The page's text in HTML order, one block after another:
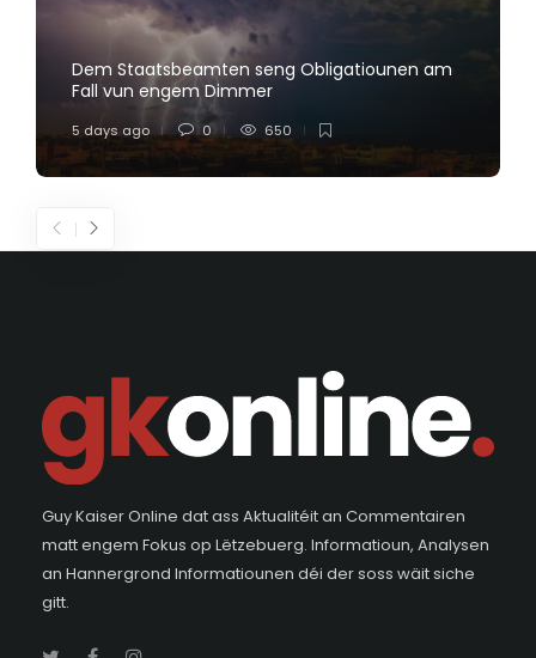
Dem Staatsbeamten seng Obligatiounen am
Fall vun engem Dimmer
5 days ago 0 650
Guy Kaiser Online dat ass Aktualitéit an Commentairen
matt engem Fokus op Lëtzebuerg. Informatioun, Analysen
an Hannergrond Informatiounen déi der soss wäit siche
gitt.